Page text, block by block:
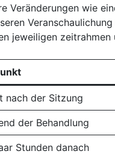
Veränderungen wie
jeweiligen
nach der Sitzung
​der Behandlung
Stunden danach